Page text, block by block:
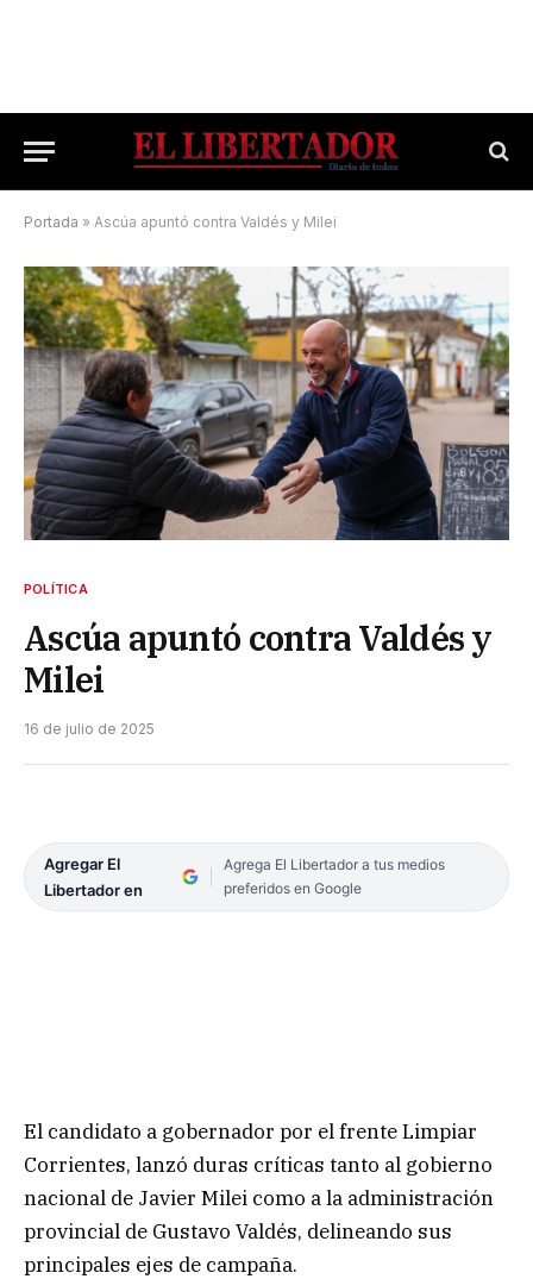
Portada » Ascúa apuntó contra Valdés y Milei
POLÍTICA
Ascúa apuntó contra Valdés y
Milei
16 de julio de 2025
Agregar El
Libertador en
Agrega El Libertador a tus medios
preferidos en Google
El candidato a gobernador por el frente Limpiar
Corrientes, lanzó duras críticas tanto al gobierno
nacional de Javier Milei como a la administración
provincial de Gustavo Valdés, delineando sus
principales ejes de campaña.